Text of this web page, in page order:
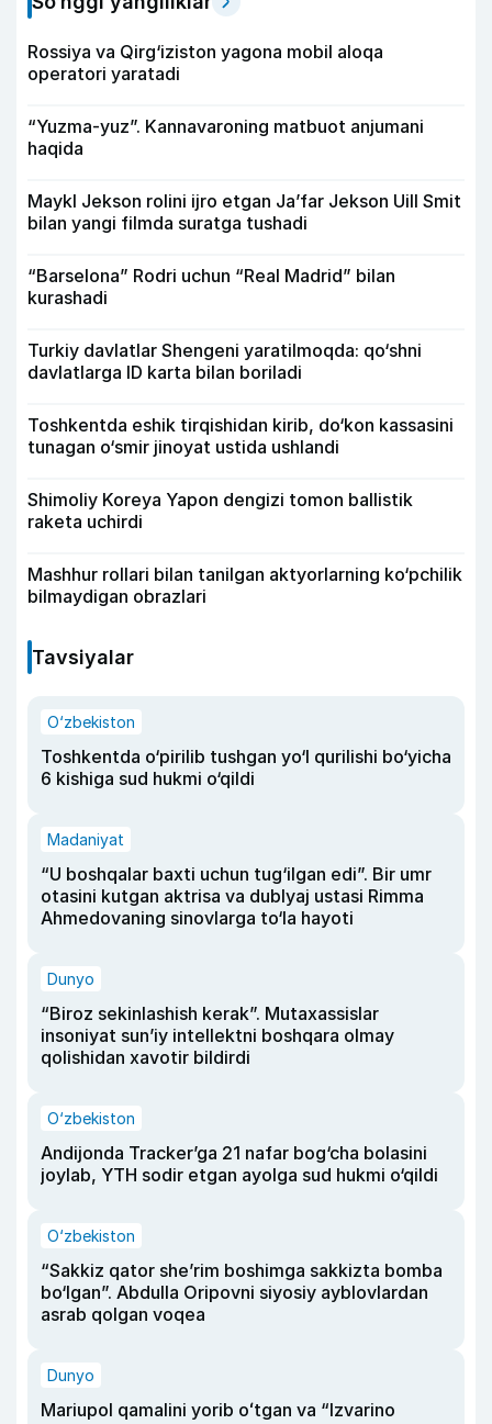
Rossiya va Qirg‘iziston yagona mobil aloqa
operatori yaratadi
“Yuzma-yuz”. Kannavaroning matbuot anjumani
haqida
Maykl Jekson rolini ijro etgan Ja’far Jekson Uill Smit
bilan yangi filmda suratga tushadi
“Barselona” Rodri uchun “Real Madrid” bilan
kurashadi
Turkiy davlatlar Shengeni yaratilmoqda: qo‘shni
davlatlarga ID karta bilan boriladi
Toshkentda eshik tirqishidan kirib, do‘kon kassasini
tunagan o‘smir jinoyat ustida ushlandi
Shimoliy Koreya Yapon dengizi tomon ballistik
raketa uchirdi
Mashhur rollari bilan tanilgan aktyorlarning ko‘pchilik
bilmaydigan obrazlari
Tavsiyalar
O‘zbekiston
Toshkentda o‘pirilib tushgan yo‘l qurilishi bo‘yicha
6 kishiga sud hukmi o‘qildi
Madaniyat
“U boshqalar baxti uchun tug‘ilgan edi”. Bir umr
otasini kutgan aktrisa va dublyaj ustasi Rimma
Ahmedovaning sinovlarga to‘la hayoti
Dunyo
“Biroz sekinlashish kerak”. Mutaxassislar
insoniyat sun’iy intellektni boshqara olmay
qolishidan xavotir bildirdi
O‘zbekiston
Andijonda Tracker’ga 21 nafar bog‘cha bolasini
joylab, YTH sodir etgan ayolga sud hukmi o‘qildi
O‘zbekiston
“Sakkiz qator she’rim boshimga sakkizta bomba
bo‘lgan”. Abdulla Oripovni siyosiy ayblovlardan
asrab qolgan voqea
Dunyo
Mariupol qamalini yorib oʻtgan va “Izvarino